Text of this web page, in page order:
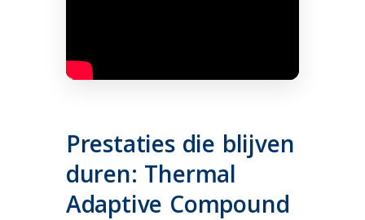
Prestaties die blijven
duren: Thermal
Adaptive Compound